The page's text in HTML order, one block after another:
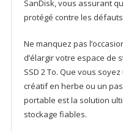
SanDisk, vous assurant
protégé contre les
Ne manquez pas
d’élargir votre espace de
SSD 2 To. Que vous
créatif en herbe ou un
portable est la solution
stockage fiables.